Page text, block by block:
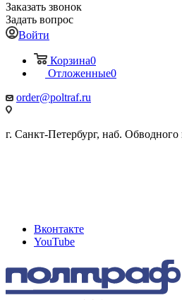
Заказать звонок
Задать вопрос
Войти
Корзина0
Отложенные0
order@poltraf.ru
г. Санкт-Петербург, наб.
Вконтакте
YouTube